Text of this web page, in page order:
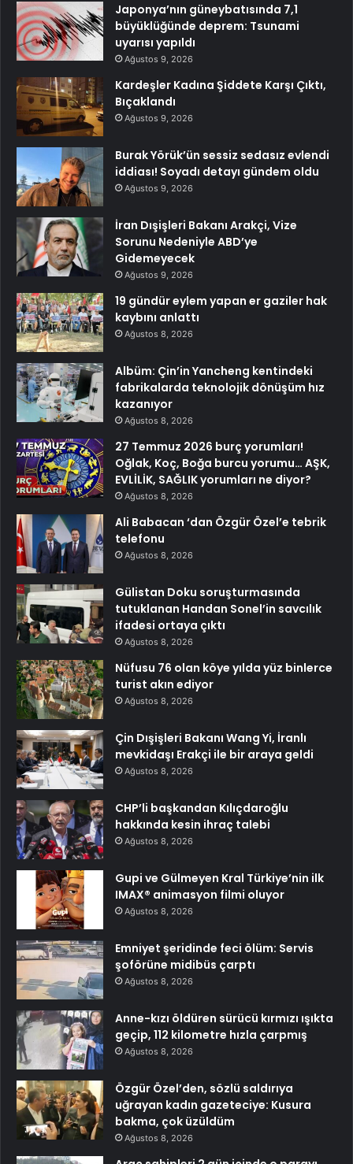
Japonya’nın güneybatısında 7,1
büyüklüğünde deprem: Tsunami
uyarısı yapıldı
Ağustos 9, 2026
Kardeşler Kadına Şiddete Karşı Çıktı,
Bıçaklandı
Ağustos 9, 2026
Burak Yörük’ün sessiz sedasız evlendi
iddiası! Soyadı detayı gündem oldu
Ağustos 9, 2026
İran Dışişleri Bakanı Arakçi, Vize
Sorunu Nedeniyle ABD’ye
Gidemeyecek
Ağustos 9, 2026
19 gündür eylem yapan er gaziler hak
kaybını anlattı
Ağustos 8, 2026
Albüm: Çin’in Yancheng kentindeki
fabrikalarda teknolojik dönüşüm hız
kazanıyor
Ağustos 8, 2026
27 Temmuz 2026 burç yorumları!
Oğlak, Koç, Boğa burcu yorumu… AŞK,
EVLİLİK, SAĞLIK yorumları ne diyor?
Ağustos 8, 2026
Ali Babacan ‘dan Özgür Özel’e tebrik
telefonu
Ağustos 8, 2026
Gülistan Doku soruşturmasında
tutuklanan Handan Sonel’in savcılık
ifadesi ortaya çıktı
Ağustos 8, 2026
Nüfusu 76 olan köye yılda yüz binlerce
turist akın ediyor
Ağustos 8, 2026
Çin Dışişleri Bakanı Wang Yi, İranlı
mevkidaşı Erakçi ile bir araya geldi
Ağustos 8, 2026
CHP’li başkandan Kılıçdaroğlu
hakkında kesin ihraç talebi
Ağustos 8, 2026
Gupi ve Gülmeyen Kral Türkiye’nin ilk
IMAX® animasyon filmi oluyor
Ağustos 8, 2026
Emniyet şeridinde feci ölüm: Servis
şoförüne midibüs çarptı
Ağustos 8, 2026
Anne-kızı öldüren sürücü kırmızı ışıkta
geçip, 112 kilometre hızla çarpmış
Ağustos 8, 2026
Özgür Özel’den, sözlü saldırıya
uğrayan kadın gazeteciye: Kusura
bakma, çok üzüldüm
Ağustos 8, 2026